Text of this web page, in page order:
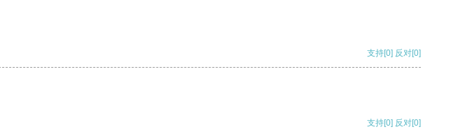
支持[0] 反对[0]
支持[0] 反对[0]